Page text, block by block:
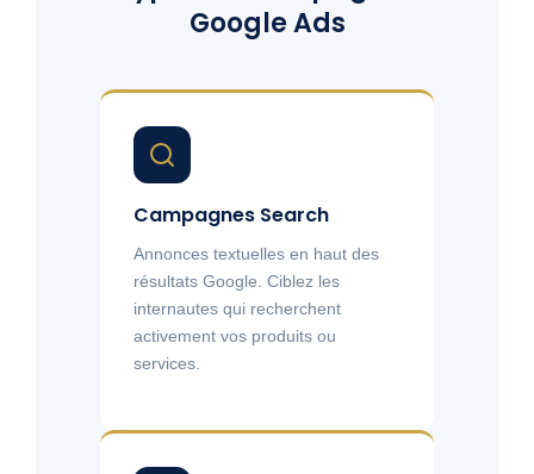
Google Ads
Campagnes Search
Annonces textuelles en haut des
résultats Google. Ciblez les
internautes qui recherchent
activement vos produits ou
services.